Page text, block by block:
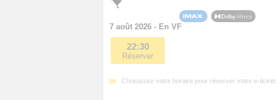
7 août 2026 - En VF
22:30
Réserver
Choisissez votre horaire pour réserver votre e-ticket.